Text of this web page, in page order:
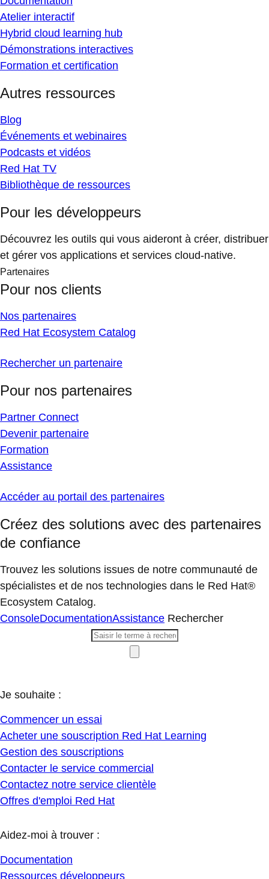
Atelier interactif
Hybrid cloud learning hub
Démonstrations interactives
Formation et certification
Autres ressources
Blog
Événements et webinaires
Podcasts et vidéos
Red Hat TV
Bibliothèque de ressources
Pour les développeurs
Découvrez les outils qui vous aideront à créer, distribuer
et gérer vos applications et services cloud-native.
Partenaires
Pour nos clients
Nos partenaires
Red Hat Ecosystem Catalog
Rechercher un partenaire
Pour nos partenaires
Partner Connect
Devenir partenaire
Formation
Assistance
Accéder au portail des partenaires
Créez des solutions avec des partenaires
de confiance
Trouvez les solutions issues de notre communauté de
spécialistes et de nos technologies dans le Red Hat®
Ecosystem Catalog.
ConsoleDocumentationAssistance Rechercher
Je souhaite :
Commencer un essai
Acheter une souscription Red Hat Learning
Gestion des souscriptions
Contacter le service commercial
Contactez notre service clientèle
Offres d'emploi Red Hat
Aidez-moi à trouver :
Documentation
Ressources développeurs